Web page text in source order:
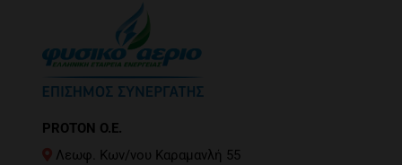
PROTON O.E.
Λεωφ. Κων/νου Καραμανλή 55